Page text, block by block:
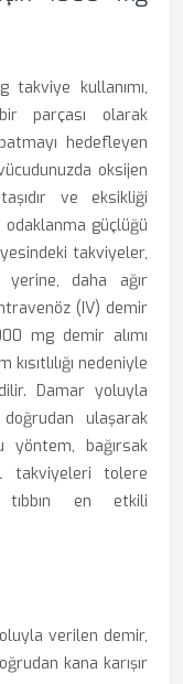
kullanımı,
parçası olarak
hedefleyen
oksijen
ve eksikliği
güçlüğü
takviyeler,
daha ağır
(IV) demir
mg demir alımı
nedeniyle
Damar yoluyla
ulaşarak
yöntem, bağırsak
takviyeleri tolere
en etkili
verilen demir,
kana karışır